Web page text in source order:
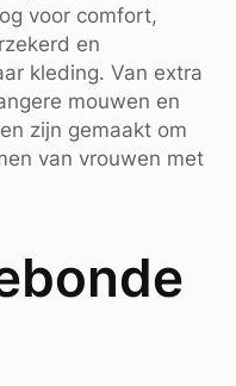
voor comfort,
en
kleding. Van extra
mouwen en
zijn gemaakt om
van vrouwen met